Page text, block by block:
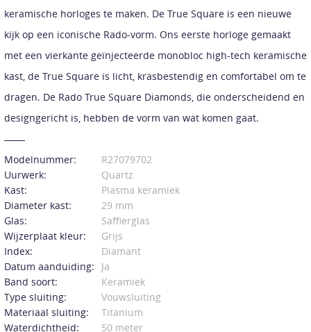
keramische horloges te maken. De True Square is een nieuwe
kijk op een iconische Rado-vorm. Ons eerste horloge gemaakt
met een vierkante geïnjecteerde monobloc high-tech keramische
kast, de True Square is licht, krasbestendig en comfortabel om te
dragen. De Rado True Square Diamonds, die onderscheidend en
designgericht is, hebben de vorm van wat komen gaat.
Modelnummer:
R27079702
Uurwerk:
Quartz
Kast:
Plasma keramiek
Diameter kast:
29 mm
Glas:
Saffierglas
Wijzerplaat kleur:
Grijs
Index:
Diamant
Datum aanduiding:
Ja
Band soort:
Keramiek
Type sluiting:
Vouwsluiting
Materiaal sluiting:
Titanium
Waterdichtheid:
50 meter